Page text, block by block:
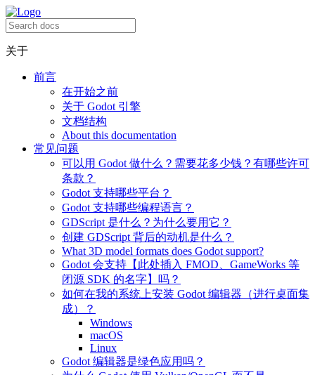
关于
前言
在开始之前
关于 Godot 引擎
文档结构
About this documentation
常见问题
可以用 Godot 做什么？需要花多少钱？有哪些许可
条款？
Godot 支持哪些平台？
Godot 支持哪些编程语言？
GDScript 是什么？为什么要用它？
创建 GDScript 背后的动机是什么？
What 3D model formats does Godot support?
Godot 会支持【此处插入 FMOD、GameWorks 等
闭源 SDK 的名字】吗？
如何在我的系统上安装 Godot 编辑器（进行桌面集
成）？
Windows
macOS
Linux
Godot 编辑器是绿色应用吗？